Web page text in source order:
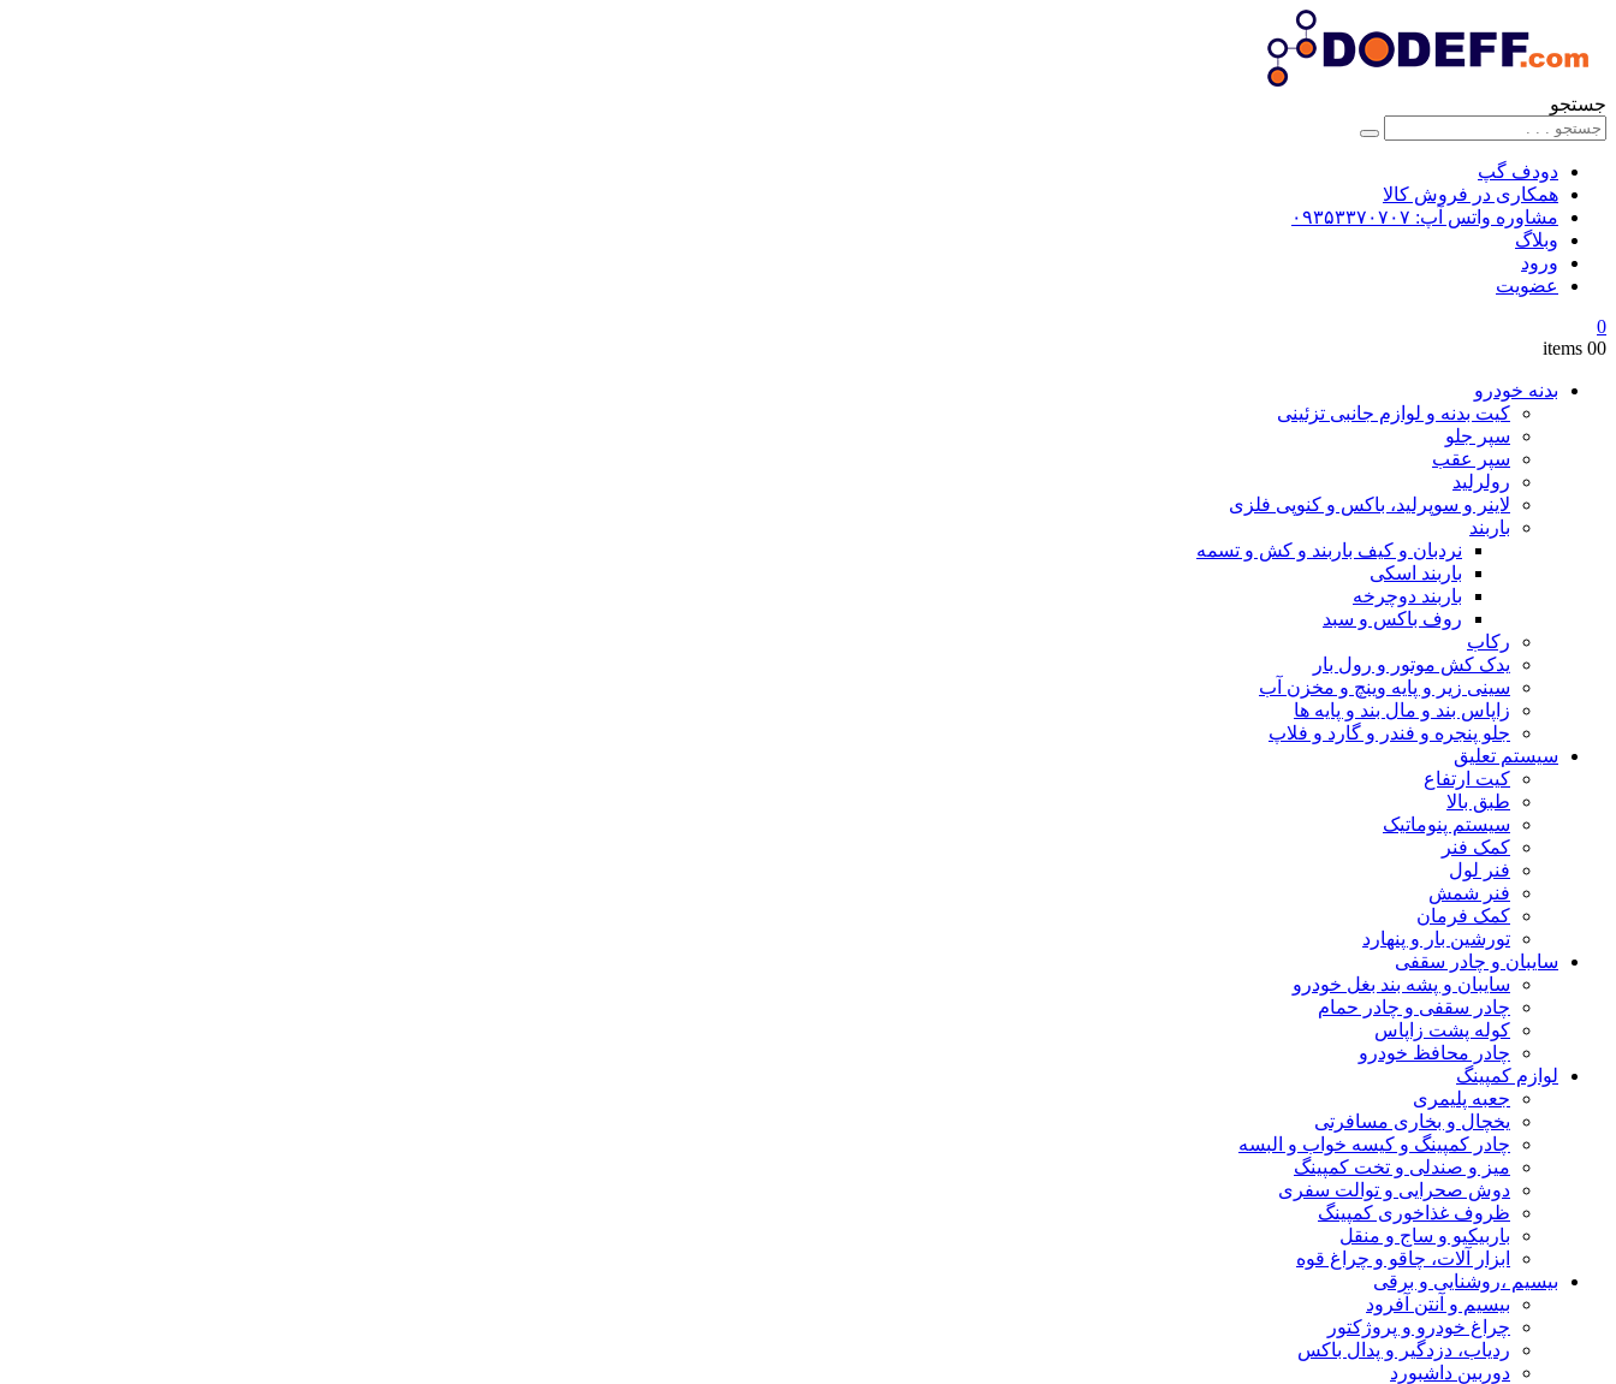
جستجو
دودف گپ
همکاری در فروش کالا
مشاوره واتس آپ: ۰۹۳۵۳۳۷۰۷۰۷
وبلاگ
ورود
عضویت
0
00 items
بدنه خودرو
کیت بدنه و لوازم جانبی تزئینی
سپر جلو
سپر عقب
رولرلید
لاینر و سوپرلید، باکس و کنوپی فلزی
باربند
نردبان و کیف باربند و کش و تسمه
باربند اسکی
باربند دوچرخه
روف باکس و سبد
رکاب
یدک کش موتور و رول بار
سینی زیر و پایه وینچ و مخزن آب
زاپاس بند و مال بند و پایه ها
جلو پنجره و فندر و گارد و فلاپ
سیستم تعلیق
کیت ارتفاع
طبق بالا
سیستم پنوماتیک
کمک فنر
فنر لول
فنر شمش
کمک فرمان
تورشین بار و پنهارد
سایبان و چادر سقفی
سایبان و پشه بند بغل خودرو
چادر سقفی و چادر حمام
کوله پشت زاپاس
چادر محافظ خودرو
لوازم کمپینگ
جعبه پلیمری
یخچال و بخاری مسافرتی
چادر کمپینگ و کیسه خواب و البسه
میز و صندلی و تخت کمپینگ
دوش صحرایی و توالت سفری
ظروف غذاخوری کمپینگ
باربیکیو و ساج و منقل
ابزار آلات، چاقو و چراغ قوه
بیسیم ،روشنایی و برقی
بیسیم و آنتن آفرود
چراغ خودرو و پروژکتور
ردیاب، دزدگیر و پدال باکس
دوربین داشبورد